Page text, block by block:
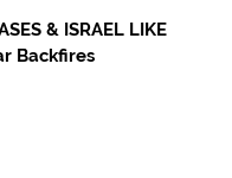
& ISRAEL LIKE
Backfires